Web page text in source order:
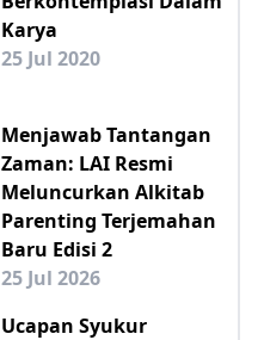
Karya
25 Jul 2020
Menjawab Tantangan
Zaman: LAI Resmi
Meluncurkan Alkitab
Parenting Terjemahan
Baru Edisi 2
25 Jul 2026
Ucapan Syukur